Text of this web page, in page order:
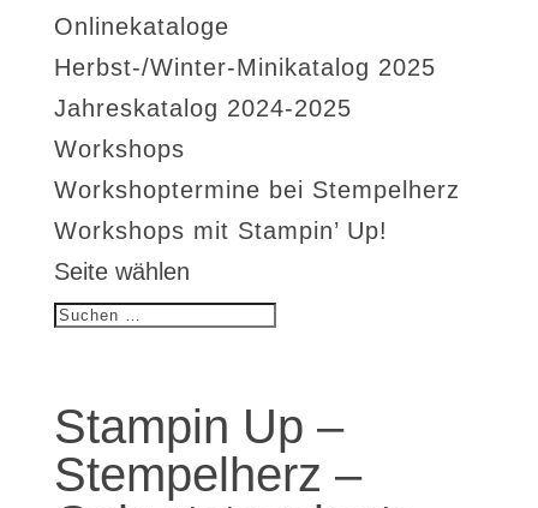
Onlinekataloge
Herbst-/Winter-Minikatalog 2025
Jahreskatalog 2024-2025
Workshops
Workshoptermine bei Stempelherz
Workshops mit Stampin’ Up!
Seite wählen
Stampin Up –
Stempelherz –